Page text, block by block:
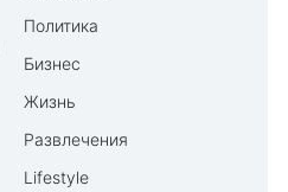
Политика
Бизнес
Жизнь
Развлечения
Lifestyle